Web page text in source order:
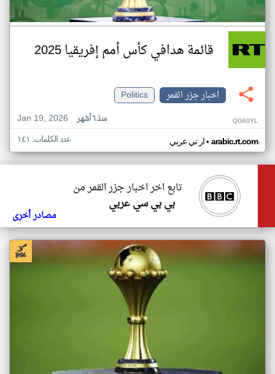
قائمة هدافي كأس أمم إفريقيا 2025
اخبار جزر القمر
Politics
Jan 19, 2026
منذ ٦ أشهر QG60YL
ار تي عربي• arabic.rt.com عدد الكلمات: ١٤١
تابع اخر اخبار جزر القمر من
بي بي سي عربي
مصادر أخرى